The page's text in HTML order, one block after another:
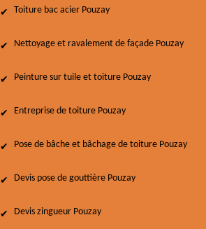
Toiture bac acier Pouzay
Nettoyage et ravalement de façade Pouzay
Peinture sur tuile et toiture Pouzay
Entreprise de toiture Pouzay
Pose de bâche et bâchage de toiture Pouzay
Devis pose de gouttière Pouzay
Devis zingueur Pouzay